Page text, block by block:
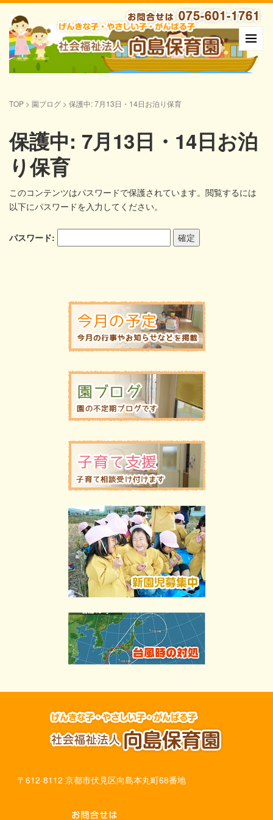
TOP > 園ブログ > 保護中: 7月13日・14日お泊り保育
保護中: 7月13日・14日お泊
り保育
このコンテンツはパスワードで保護されています。閲覧するには
以下にパスワードを入力してください。
パスワード:
〒612-8112 京都市伏見区向島本丸町68番地